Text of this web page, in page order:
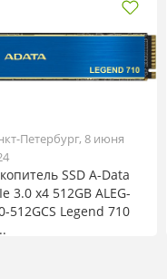
Петербург, 8 июня
SSD A-Data
3.0 x4 512GB ALEG-
512GCS Legend 710